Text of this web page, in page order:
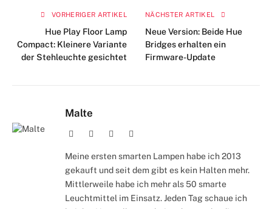
VORHERIGER ARTIKEL
Hue Play Floor Lamp
Compact: Kleinere Variante
der Stehleuchte gesichtet
NÄCHSTER ARTIKEL
Neue Version: Beide Hue
Bridges erhalten ein
Firmware-Update
Malte
WebseiteFacebook
Meine ersten smarten Lampen habe ich 2013
gekauft und seit dem gibt es kein Halten mehr.
Mittlerweile habe ich mehr als 50 smarte
Leuchtmittel im Einsatz. Jeden Tag schaue ich